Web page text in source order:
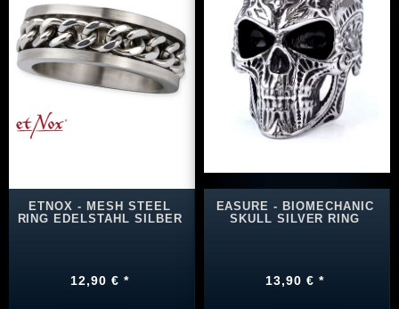
ETNOX - MESH STEEL
RING EDELSTAHL SILBER
12,90 € *
EASURE - BIOMECHANIC
SKULL SILVER RING
13,90 € *